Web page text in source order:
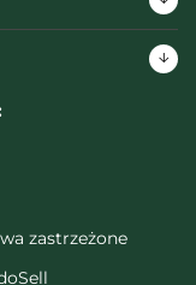
zastrzeżone